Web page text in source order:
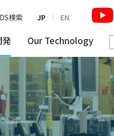
検索 JP EN
Our Technology